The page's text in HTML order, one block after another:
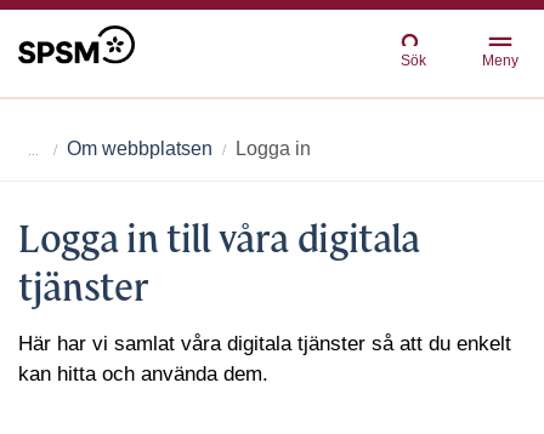
Sök Meny
Om webbplatsen Logga in
Logga in till våra digitala
tjänster
Här har vi samlat våra digitala tjänster så att du enkelt
kan hitta och använda dem.